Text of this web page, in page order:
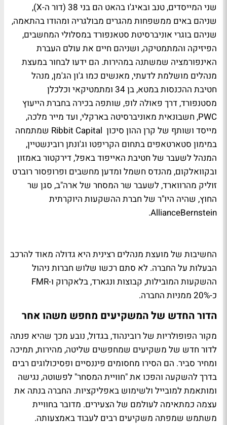
שני המייסדים, טנב ובאיג'ו בהאט הם בני 38 (דור ה-X),
שניהם באים ממשפחות מהגרים מבולגריה ומהודו בהתאמה,
שניהם בוגרי אוניברסיטת סטאנפורד במסלולי המחשבים,
הפיזיקה והמתמטיקה, ושניהם חיים את עולם העברת
האינפורמציה שמשתנה במהירות. הם ידעו לבחור במעצת
מנהלים מושלמת לדעתי, מאנשים כמו ג'ון הג'מן, מנהל
חטיבת ההכנסות במטא, בן 34 ומתמטיקאי וכלכלן
מסטנפורד, דרך פאולה לופ, שותפה בכירה בחברת הייעוץ
PWC, חשבונאית מאוניברסיטה בארקלי, ועד מייר מלכה,
מייסד ושותף של קרן ההון סיכון Ribbit Capital שמתמחה
במימון סטארטאפים בתחום הקריפטו וג'ונתן רובינשטיין,
המנהל לשעבר של חטיבת האייפוד באפל, דירקטור באמזון
ובקוואלקום, מהנדס חשמל ומדען מחשבים ופרופסור רוברט
זוליק מהרווארד, לשעבר שר המסחר של ארה"ב, סגן שר
החוץ, שהיה היו"ר של חברת ההשקעות היוקרתית
AllianceBernstein.
החשיבות של מועצת מנהלים רצינית היא גדולה מאוד להרכב
הבעלות על החברה. לא סתם רכשו שלוש חברות ניהול
ההשקעות המובילות, קבוצות ונגארד, בלאקרוק ו-FMR
כ-20% ממניות החברה.
הדור החדש של המשקיעים מחפש משהו אחר
מקור הפופולריות של רובינהוד, בגדול, נובע מכך שהיא פנתה
לדור חדש של משקיעים שמחפשים שליטה, מהירות, תמיכה
ומחיר סביר. הם הסירו מחסומים פיננסיים ופסיכולוגים רבים
בדרך להשקעה והפכו את "חוויית המסחר" לפשוטה, נגישה
ומותאמת למובייל ולשימוש באפליקציות. החברה בנתה את
עצמה כמתאימה לעולמם של הצעירים. מדובר בחוויית
משתמש שמפתה משקיעים רבים לעבוד באמצעותה.